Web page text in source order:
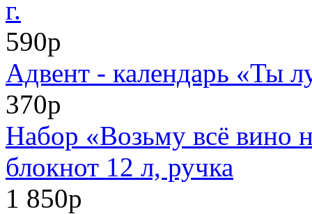
г.
590р
Адвент - календарь «Ты
370р
Набор «Возьму всё вино
блокнот 12 л, ручка
1 850р